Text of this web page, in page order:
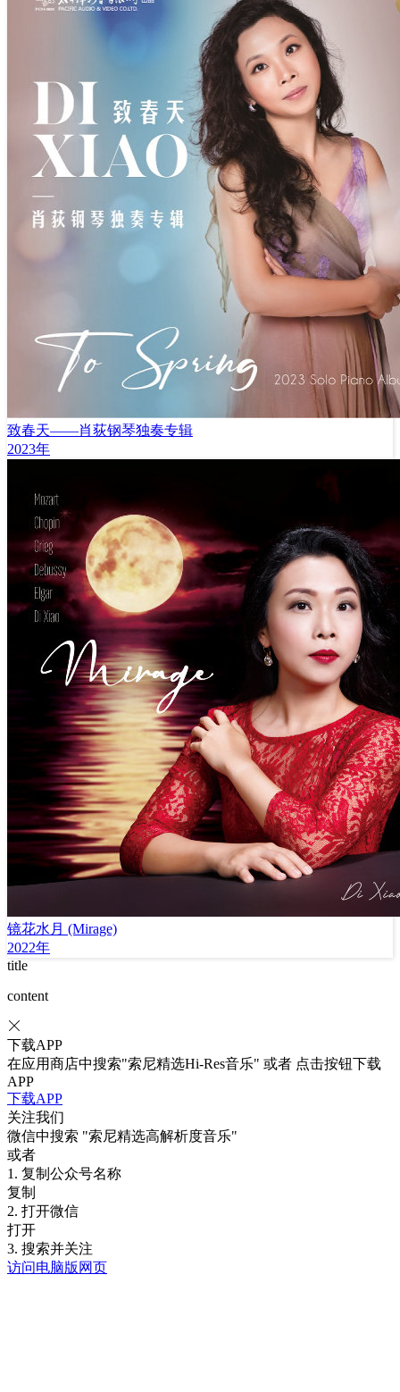
致春天——肖荻钢琴独奏专辑
2023年
镜花水月 (Mirage)
2022年
title
content
下载APP
在应用商店中搜索"索尼精选Hi-Res音乐" 或者 点击按钮下载
APP
下载APP
关注我们
微信中搜索 "索尼精选高解析度音乐"
或者
1. 复制公众号名称
复制
2. 打开微信
打开
3. 搜索并关注
访问电脑版网页